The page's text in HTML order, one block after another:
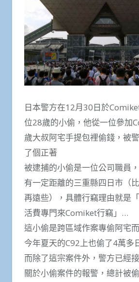
日本警方在12月30日於
位28歲的小偷，他從一位參加
歲大叔阿宅手提包裡偷錢，被
了個正著
被逮捕的小偷是一位公司職員
有一定距離的三重縣四日市（
再遠些），具體行竊理由就是
活費專門來Comiket行竊」…
這小偷是跨區域作案專偷阿宅
今年夏天的C92上也偷了4萬多
而除了這宗案件外，警方已經
關於小偷案件的報警，總計被